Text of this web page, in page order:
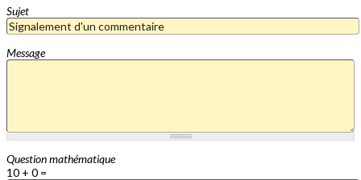
Sujet
Message
Question mathématique
10 + 0 =